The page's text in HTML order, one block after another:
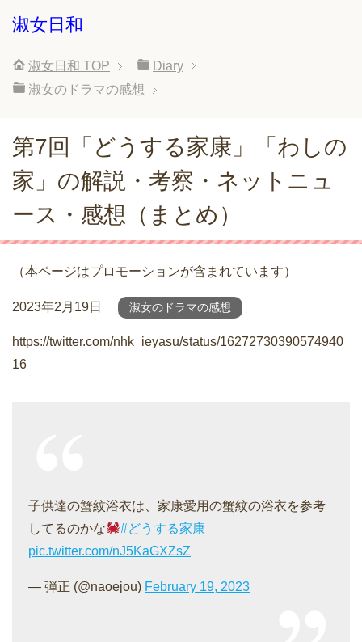
淑女日和
淑女日和 TOP
Diary
淑女のドラマの感想
第7回「どうする家康」「わしの
家」の解説・考察・ネットニュ
ース・感想（まとめ）
（本ページはプロモーションが含まれています）
2023年2月19日 淑女のドラマの感想
https://twitter.com/nhk_ieyasu/status/16272730390574940
16
子供達の蟹紋浴衣は、家康愛用の蟹紋の浴衣を参考
してるのかな
#どうする家康
pic.twitter.com/nJ5KaGXZsZ
— 弾正 (@naoejou) February 19, 2023